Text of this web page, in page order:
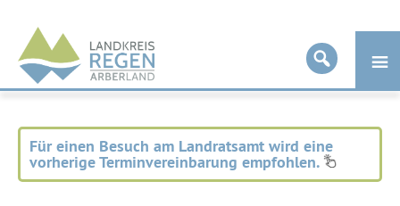
Landkreis
Regen
Für einen Besuch am Landratsamt wird eine
vorherige Terminvereinbarung empfohlen.